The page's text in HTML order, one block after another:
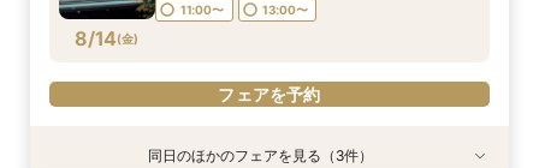
8/14(金)
11:00〜 13:00〜
フェアを予約
特典あり同日のほかのフェアを見る（3件）